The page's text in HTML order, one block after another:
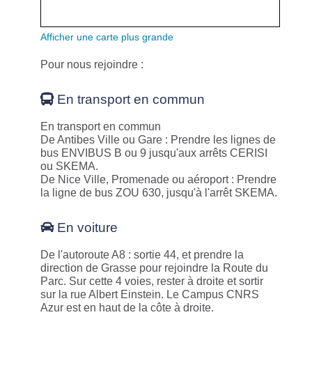
Afficher une carte plus grande
Pour nous rejoindre :
En transport en commun
En transport en commun
De Antibes Ville ou Gare : Prendre les lignes de
bus ENVIBUS B ou 9 jusqu'aux arrêts CERISI
ou SKEMA.
De Nice Ville, Promenade ou aéroport : Prendre
la ligne de bus ZOU 630, jusqu'à l'arrêt SKEMA.
En voiture
De l'autoroute A8 : sortie 44, et prendre la
direction de Grasse pour rejoindre la Route du
Parc. Sur cette 4 voies, rester à droite et sortir
sur la rue Albert Einstein. Le Campus CNRS
Azur est en haut de la côte à droite.